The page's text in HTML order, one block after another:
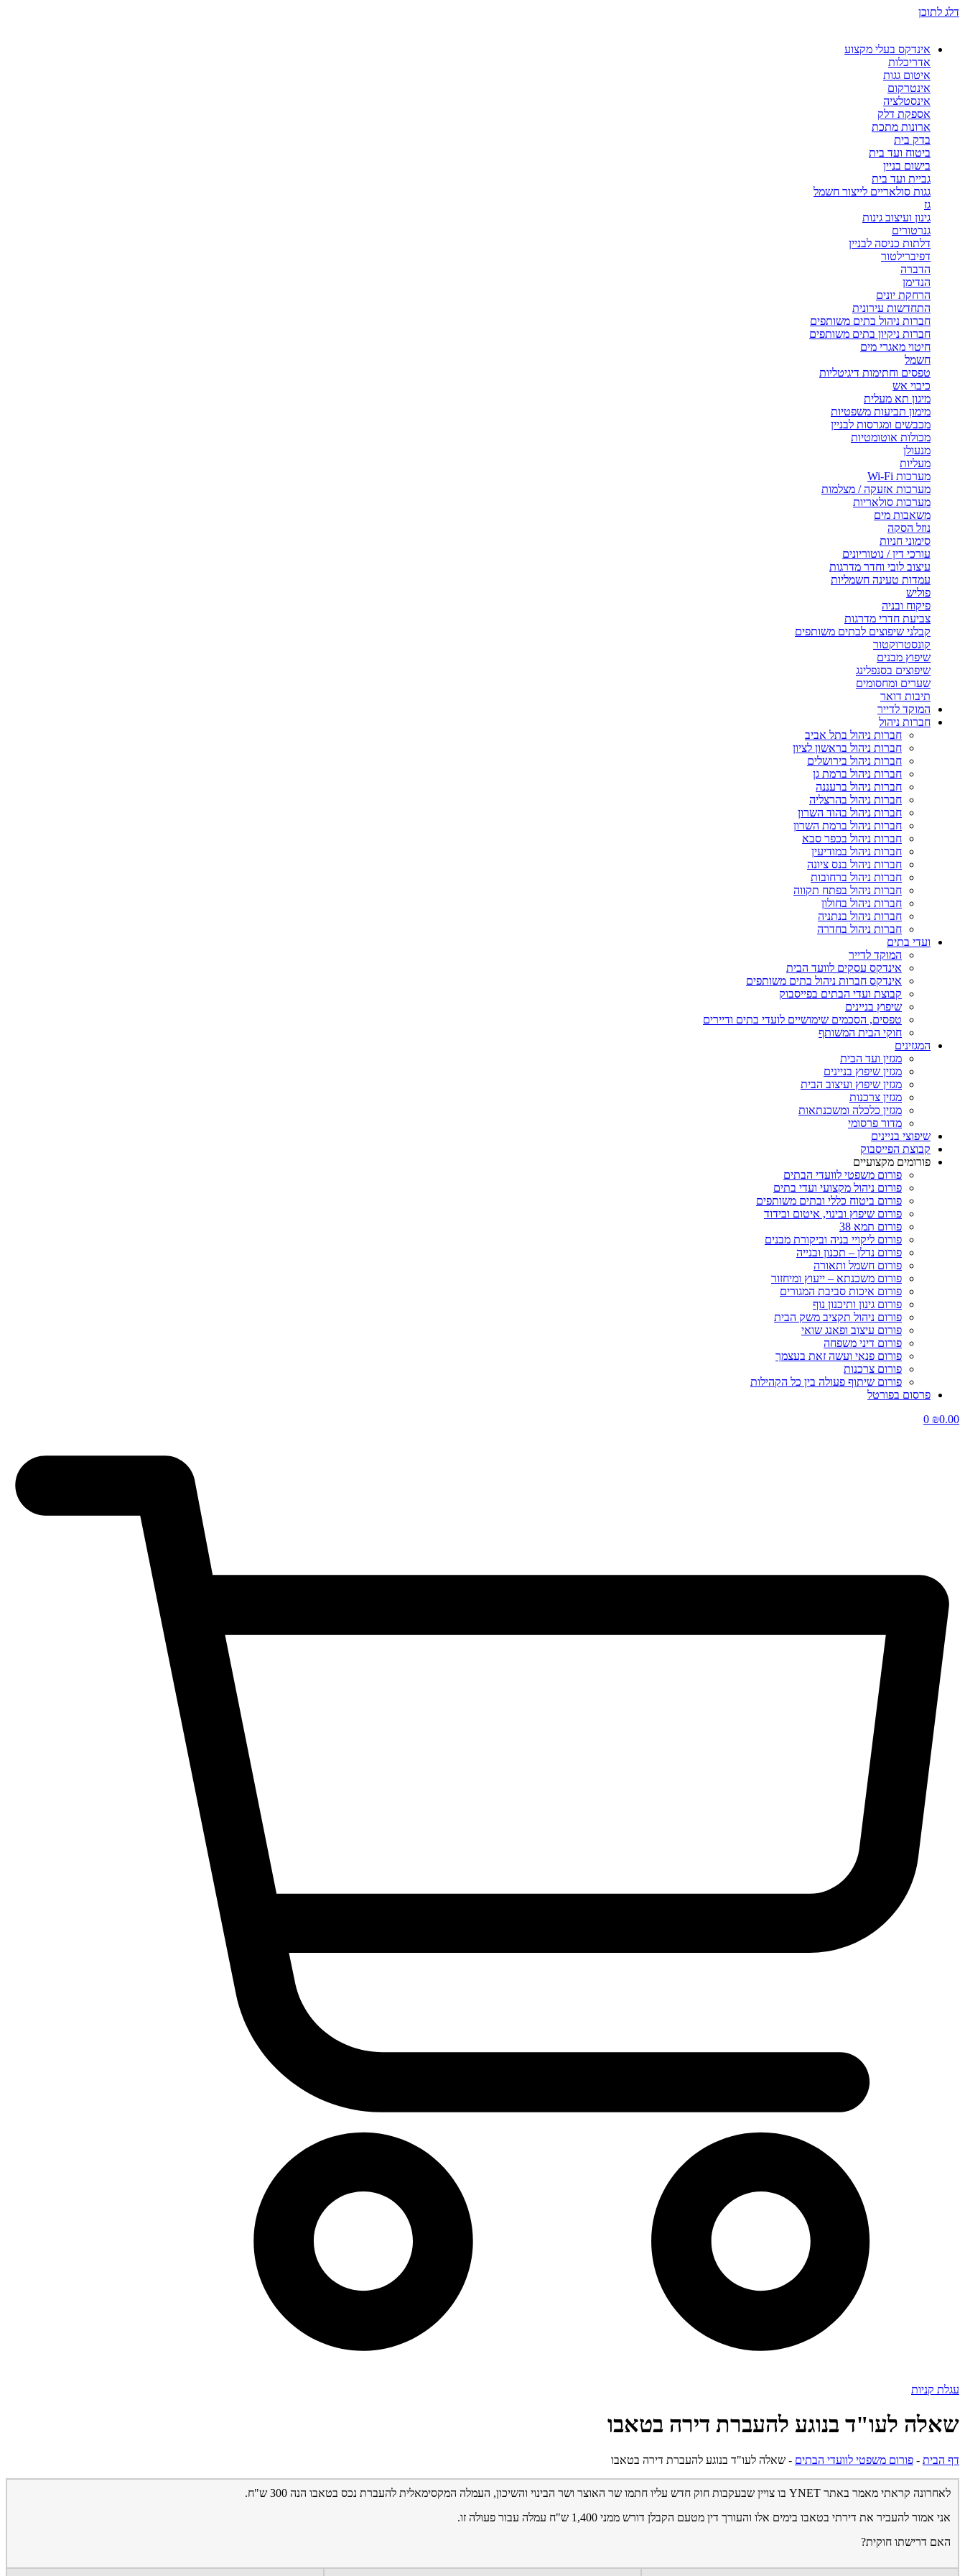
דלג לתוכן
אינדקס בעלי מקצוע
אדריכלות
איטום גגות
אינטרקום
אינסטלציה
אספקת דלק
ארונות מתכת
בדק בית
ביטוח ועד בית
בישום בניין
גביית ועד בית
גגות סולאריים לייצור חשמל
גז
גינון ועיצוב גינות
גנרטורים
דלתות כניסה לבניין
דפיברילטור
הדברה
הנדימן
הרחקת יונים
התחדשות עירונית
חברות ניהול בתים משותפים
חברות ניקיון בתים משותפים
חיטוי מאגרי מים
חשמל
טפסים וחתימות דיגיטליות
כיבוי אש
מיגון תא מעלית
מימון תביעות משפטיות
מכבשים ומגרסות לבניין
מכולות אוטומטיות
מנעולן
מעליות
מערכות Wi-Fi
מערכות אזעקה / מצלמות
מערכות סולאריות
משאבות מים
נוזל הסקה
סימוני חניות
עורכי דין / נוטוריונים
עיצוב לובי וחדר מדרגות
עמדות טעינה חשמליות
פוליש
פיקוח ובניה
צביעת חדרי מדרגות
קבלני שיפוצים לבתים משותפים
קונסטרוקטור
שיפוץ מבנים
שיפוצים בסנפלינג
שערים ומחסומים
תיבות דואר
המוקד לדייר
חברות ניהול
חברות ניהול בתל אביב
חברות ניהול בראשון לציון
חברות ניהול בירושלים
חברות ניהול ברמת גן
חברות ניהול ברעננה
חברות ניהול בהרצליה
חברות ניהול בהוד השרון
חברות ניהול ברמת השרון
חברות ניהול בכפר סבא
חברות ניהול במודיעין
חברות ניהול בנס ציונה
חברות ניהול ברחובות
חברות ניהול בפתח תקווה
חברות ניהול בחולון
חברות ניהול בנתניה
חברות ניהול בחדרה
ועדי בתים
המוקד לדייר
אינדקס עסקים לוועד הבית
אינדקס חברות ניהול בתים משותפים
קבוצת ועדי הבתים בפייסבוק
שיפוץ בניינים
טפסים, הסכמים שימושיים לועדי בתים ודיירים
חוקי הבית המשותף
המגזינים
מגזין ועד הבית
מגזין שיפוץ בניינים
מגזין שיפוץ ועיצוב הבית
מגזין צרכנות
מגזין כלכלה ומשכנתאות
מדור פרסומי
שיפוצי בניינים
קבוצת הפייסבוק
פורומים מקצועיים
פורום משפטי לוועדי הבתים
פורום ניהול מקצועי ועדי בתים
פורום ביטוח כללי ובתים משותפים
פורום שיפוץ ובינוי, איטום ובידוד
פורום תמא 38
פורום ליקויי בניה וביקורת מבנים
פורום נדלן – תכנון ובנייה
פורום חשמל ותאורה
פורום משכנתא – ייעוץ ומיחזור
פורום איכות סביבת המגורים
פורום גינון ותיכנון נוף
פורום ניהול תקציב משק הבית
פורום עיצוב ופאנג שואי
פורום דיני משפחה
פורום פנאי ועשה זאת בעצמך
פורום צרכנות
פורום שיתוף פעולה בין כל הקהילות
פרסום בפורטל
₪0.00
0
עגלת קניות
שאלה לעו"ד בנוגע להעברת דירה בטאבו
דף הבית - פורום משפטי לוועדי הבתים - שאלה לעו"ד בנוגע להעברת דירה בטאבו
לאחרונה קראתי מאמר באתר YNET בו צויין שבעקבות חוק חדש עליו חתמו שר האוצר ושר הבינוי והשיכון, העמלה המקסימאלית להעברת נכס בטאבו הנה 300 ש"ח.
אני אמור להעביר את דירתי בטאבו בימים אלו והעורך דין מטעם הקבלן דורש ממני 1,400 ש"ח עמלה עבור פעולה זו.
האם דרישתו חוקית?